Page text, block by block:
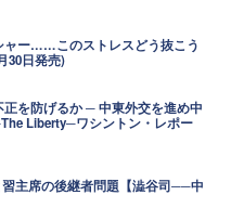
ャー……このストレスどう抜こう
30日発売)
を防げるか ─ 中東外交を進め中
Liberty─ワシントン・レポー
主席の後継者問題【澁谷司──中